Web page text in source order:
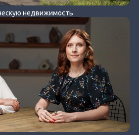
недвижимость